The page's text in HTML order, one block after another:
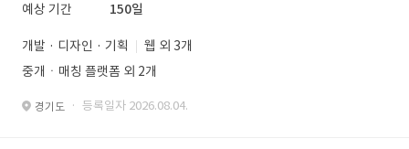
예상 기간
150일
개발 · 디자인 · 기획
웹 외 3개
중개ㆍ매칭 플랫폼 외 2개
경기도 · 등록일자 2026.08.04.